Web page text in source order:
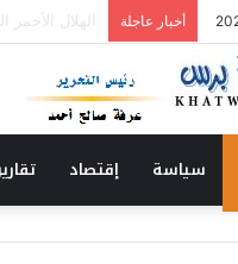
أخبار عاجلة الحاج
سياسة إقتصاد